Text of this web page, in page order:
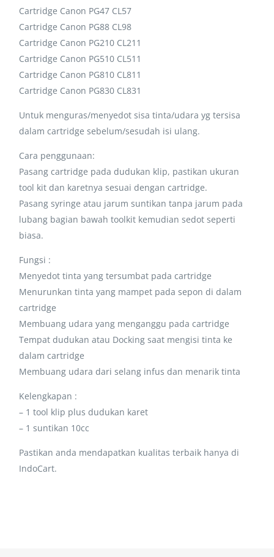
Cartridge Canon PG47 CL57
Cartridge Canon PG88 CL98
Cartridge Canon PG210 CL211
Cartridge Canon PG510 CL511
Cartridge Canon PG810 CL811
Cartridge Canon PG830 CL831
Untuk menguras/menyedot sisa tinta/udara yg tersisa
dalam cartridge sebelum/sesudah isi ulang.
Cara penggunaan:
Pasang cartridge pada dudukan klip, pastikan ukuran
tool kit dan karetnya sesuai dengan cartridge.
Pasang syringe atau jarum suntikan tanpa jarum pada
lubang bagian bawah toolkit kemudian sedot seperti
biasa.
Fungsi :
Menyedot tinta yang tersumbat pada cartridge
Menurunkan tinta yang mampet pada sepon di dalam
cartridge
Membuang udara yang menganggu pada cartridge
Tempat dudukan atau Docking saat mengisi tinta ke
dalam cartridge
Membuang udara dari selang infus dan menarik tinta
Kelengkapan :
– 1 tool klip plus dudukan karet
– 1 suntikan 10cc
Pastikan anda mendapatkan kualitas terbaik hanya di
IndoCart.